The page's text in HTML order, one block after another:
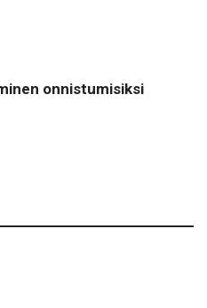
onnistumisiksi